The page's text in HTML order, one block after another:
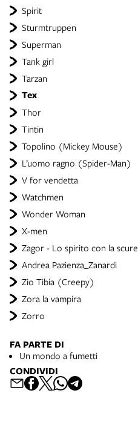
Spirit
Sturmtruppen
Superman
Tank girl
Tarzan
Tex
Thor
Tintin
Topolino (Mickey Mouse)
L’uomo ragno (Spider-Man)
V for vendetta
Watchmen
Wonder Woman
X-men
Zagor - Lo spirito con la scure
Andrea Pazienza_Zanardi
Zio Tibia (Creepy)
Zora la vampira
Zorro
FA PARTE DI
Un mondo a fumetti
CONDIVIDI